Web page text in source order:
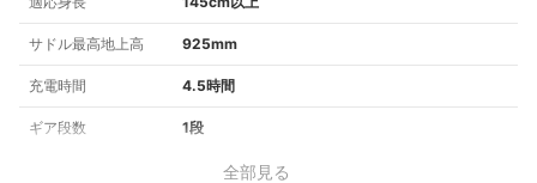
サドル最高地上高 925mm
充電時間 4.5時間
ギア段数 1段
全部見る